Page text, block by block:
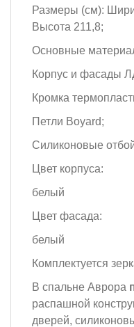
Размеры (см):
Высота 211,8;
Основные
Корпус и фасады
Кромка
Петли Boyard;
Силиконовые
Цвет корпуса:
белый
Цвет фасада:
белый
Комплектуется
В спальне Аврора
распашной
дверей,